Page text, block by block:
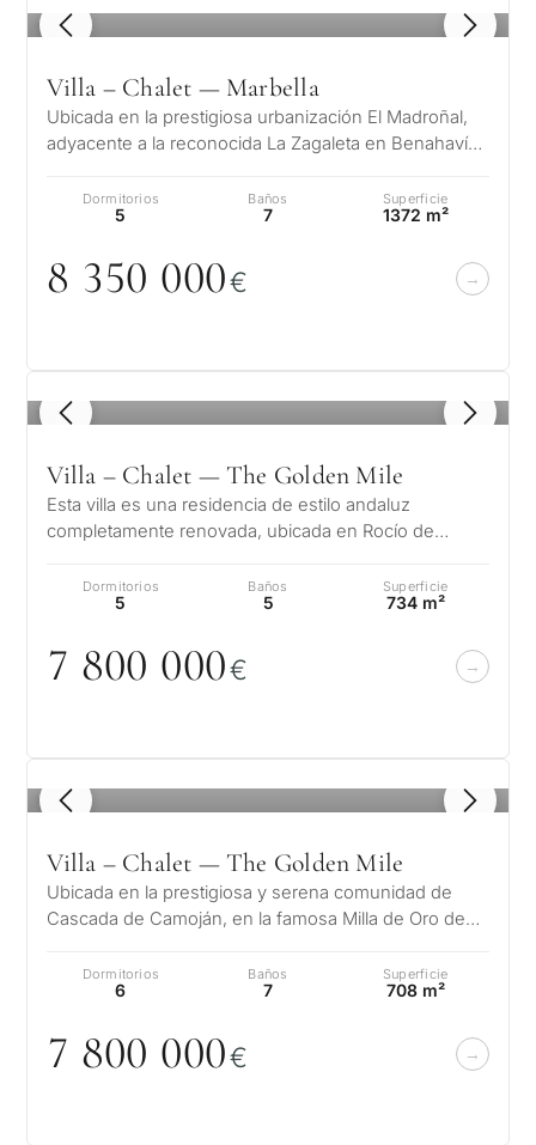
1 / 8
Villa – Chalet — Marbella
Ubicada en la prestigiosa urbanización El Madroñal,
adyacente a la reconocida La Zagaleta en Benahavís
Dormitorios
5
Baños
7
Superficie
1372 m²
8 350 000€
1 / 8
Villa – Chalet — The Golden Mile
Esta villa es una residencia de estilo andaluz
completamente renovada, ubicada en Rocío de
Dormitorios
5
Baños
5
Superficie
734 m²
7 800 000€
1 / 8
Villa – Chalet — The Golden Mile
Ubicada en la prestigiosa y serena comunidad de
Cascada de Camoján, en la famosa Milla de Oro de
Dormitorios
6
Baños
7
Superficie
708 m²
7 800 000€